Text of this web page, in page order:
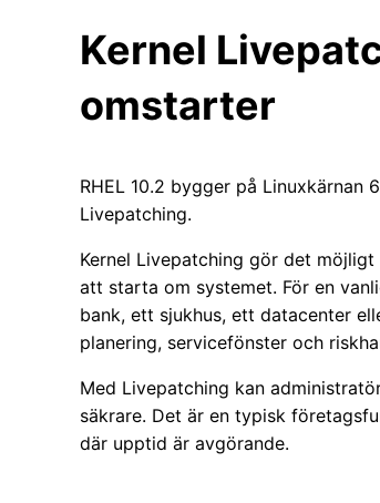
Kernel
omstarter
RHEL 10.2 bygger på Linuxkärnan
Livepatching.
Kernel Livepatching gör det
att starta om systemet. För en
bank, ett sjukhus, ett datacenter
planering, servicefönster och
Med Livepatching kan
säkrare. Det är en typisk
där upptid är avgörande.